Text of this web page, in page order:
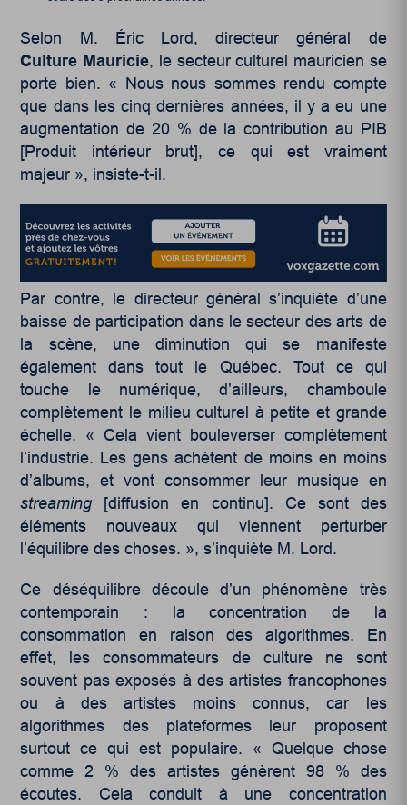
Selon M. Éric Lord, directeur général de
Culture Mauricie, le secteur culturel mauricien se
porte bien. « Nous nous sommes rendu compte
que dans les cinq dernières années, il y a eu une
augmentation de 20 % de la contribution au PIB
[Produit intérieur brut], ce qui est vraiment
majeur », insiste-t-il.
Par contre, le directeur général s’inquiète d’une
baisse de participation dans le secteur des arts de
la scène, une diminution qui se manifeste
également dans tout le Québec. Tout ce qui
touche le numérique, d’ailleurs, chamboule
complètement le milieu culturel à petite et grande
échelle. « Cela vient bouleverser complètement
l’industrie. Les gens achètent de moins en moins
d’albums, et vont consommer leur musique en
streaming [diffusion en continu]. Ce sont des
éléments nouveaux qui viennent perturber
l’équilibre des choses. », s’inquiète M. Lord.
Ce déséquilibre découle d’un phénomène très
contemporain : la concentration de la
consommation en raison des algorithmes. En
effet, les consommateurs de culture ne sont
souvent pas exposés à des artistes francophones
ou à des artistes moins connus, car les
algorithmes des plateformes leur proposent
surtout ce qui est populaire. « Quelque chose
comme 2 % des artistes génèrent 98 % des
écoutes. Cela conduit à une concentration